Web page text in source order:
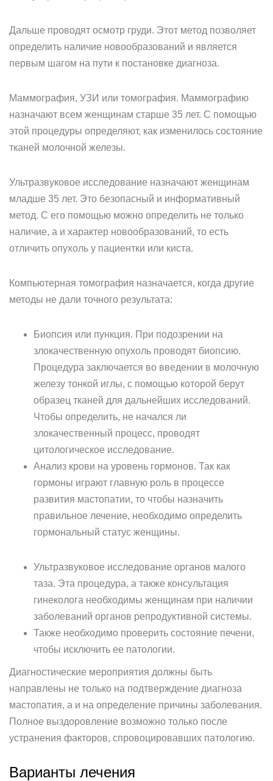
Дальше проводят осмотр груди. Этот метод позволяет
определить наличие новообразований и является
первым шагом на пути к постановке диагноза.
Маммография, УЗИ или томография. Маммографию
назначают всем женщинам старше 35 лет. С помощью
этой процедуры определяют, как изменилось состояние
тканей молочной железы.
Ультразвуковое исследование назначают женщинам
младше 35 лет. Это безопасный и информативный
метод. С его помощью можно определить не только
наличие, а и характер новообразований, то есть
отличить опухоль у пациентки или киста.
Компьютерная томография назначается, когда другие
методы не дали точного результата:
Биопсия или пункция. При подозрении на
злокачественную опухоль проводят биопсию.
Процедура заключается во введении в молочную
железу тонкой иглы, с помощью которой берут
образец тканей для дальнейших исследований.
Чтобы определить, не начался ли
злокачественный процесс, проводят
цитологическое исследование.
Анализ крови на уровень гормонов. Так как
гормоны играют главную роль в процессе
развития мастопатии, то чтобы назначить
правильное лечение, необходимо определить
гормональный статус женщины.
Ультразвуковое исследование органов малого
таза. Эта процедура, а также консультация
гинеколога необходимы женщинам при наличии
заболеваний органов репродуктивной системы.
Также необходимо проверить состояние печени,
чтобы исключить ее патологии.
Диагностические мероприятия должны быть
направлены не только на подтверждение диагноза
мастопатия, а и на определение причины заболевания.
Полное выздоровление возможно только после
устранения факторов, спровоцировавших патологию.
Варианты лечения